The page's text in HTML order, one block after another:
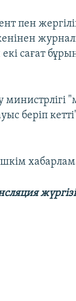
пен
сағат
беріп